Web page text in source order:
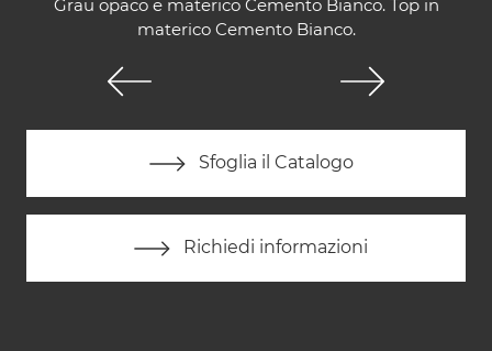
Grau opaco e materico Cemento Bianco. Top in
materico Cemento Bianco.
Sfoglia il Catalogo
Richiedi informazioni